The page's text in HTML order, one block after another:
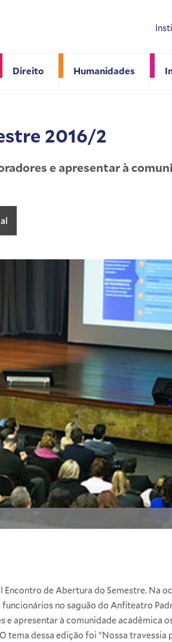
Direito Humanidades
2016/2
e apresentar à
de Abertura do Semestre. Na
no saguão do Anfiteatro
apresentar à comunidade acadêmica
dessa edição foi “Nossa travessia